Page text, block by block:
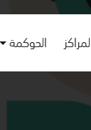
الحوكمة